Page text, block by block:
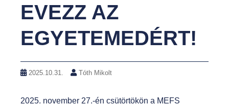
EVEZZ AZ
EGYETEMEDÉRT!
2025.10.31. Tóth Mikolt
2025. november 27.-én csütörtökön a MEFS